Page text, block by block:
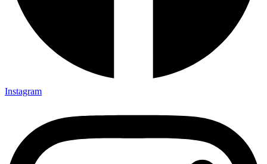
Instagram